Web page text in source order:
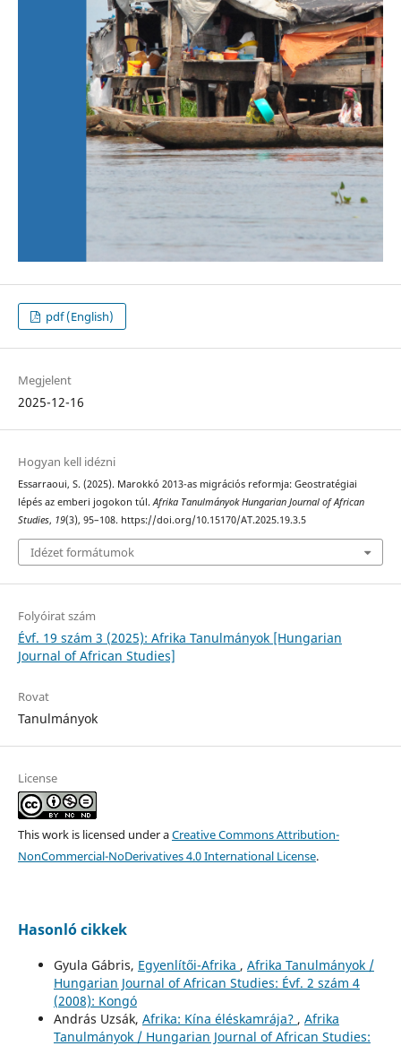
pdf (English)
Megjelent
2025-12-16
Hogyan kell idézni
Essarraoui, S. (2025). Marokkó 2013-as migrációs reformja: Geostratégiai
lépés az emberi jogokon túl.Afrika Tanulmányok Hungarian Journal of African
Studies, 19(3), 95–108. https://doi.org/10.15170/AT.2025.19.3.5
Idézet formátumok
Folyóirat szám
Évf. 19 szám 3 (2025): Afrika Tanulmányok [Hungarian
Journal of African Studies]
Rovat
Tanulmányok
License
This work is licensed under aCreative Commons Attribution-
NonCommercial-NoDerivatives 4.0 International License.
Hasonló cikkek
Gyula Gábris, Egyenlítői-Afrika , Afrika Tanulmányok /
Hungarian Journal of African Studies: Évf. 2 szám 4
(2008): Kongó
András Uzsák, Afrika: Kína éléskamrája? , Afrika
Tanulmányok / Hungarian Journal of African Studies: